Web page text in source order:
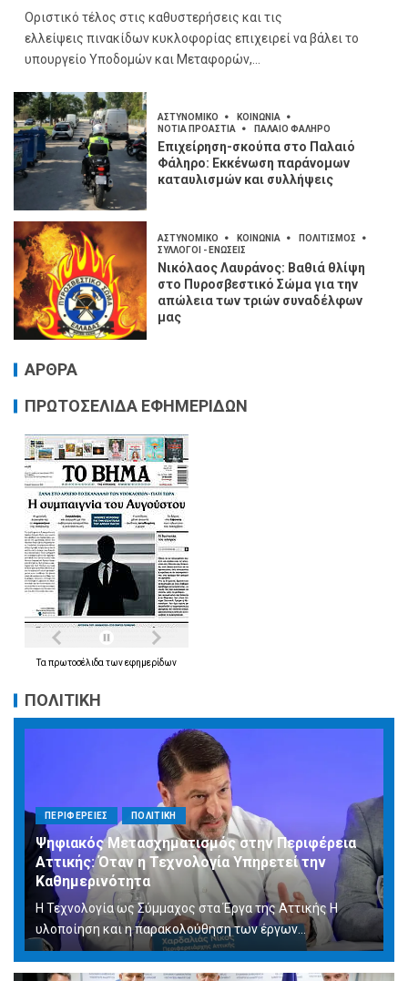
Οριστικό τέλος στις καθυστερήσεις και τις
ελλείψεις πινακίδων κυκλοφορίας επιχειρεί να βάλει το
υπουργείο Υποδομών και Μεταφορών,...
ΑΣΤΥΝΟΜΙΚΟ
ΚΟΙΝΩΝΙΑ
ΝΟΤΙΑ ΠΡΟΑΣΤΙΑ
ΠΑΛΑΙΟ ΦΑΛΗΡΟ
Επιχείρηση-σκούπα στο Παλαιό
Φάληρο: Εκκένωση παράνομων
καταυλισμών και συλλήψεις
ΑΣΤΥΝΟΜΙΚΟ ΚΟΙΝΩΝΙΑ
ΠΟΛΙΤΙΣΜΟΣ
ΣΥΛΛΟΓΟΙ - ΕΝΩΣΕΙΣ
Νικόλαος Λαυράνος: Βαθιά θλίψη
στο Πυροσβεστικό Σώμα για την
απώλεια των τριών συναδέλφων
μας
ΑΡΘΡΑ
ΠΡΩΤΟΣΕΛΙΔΑ ΕΦΗΜΕΡΙΔΩΝ
Τα πρωτοσέλιδα τωνεφημερίδων
ΠΟΛΙΤΙΚΗ
ΠΕΡΙΦΕΡΕΙΕΣ ΠΟΛΙΤΙΚΗ
Ψηφιακός Μετασχηματισμός στην Περιφέρεια
Αττικής: Όταν η Τεχνολογία Υπηρετεί την
Καθημερινότητα
Η Τεχνολογία ως Σύμμαχος στα Έργα της Αττικής Η
υλοποίηση και η παρακολούθηση των έργων...